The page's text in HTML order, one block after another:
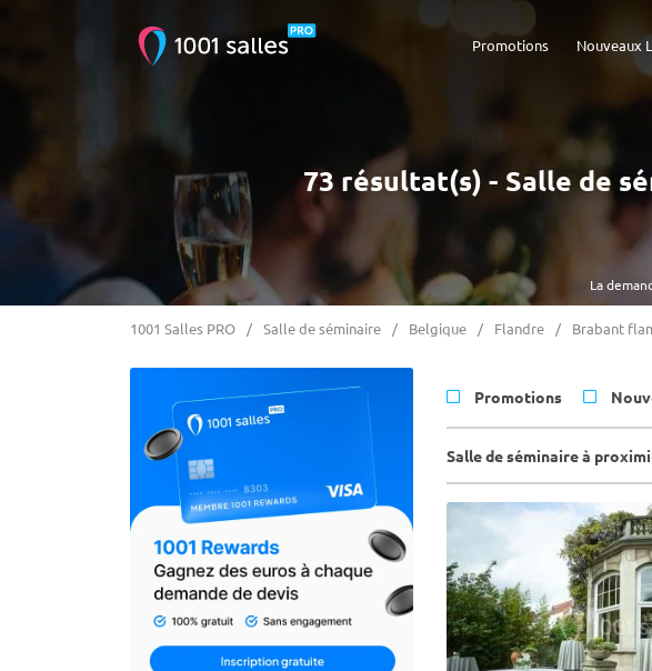
Nouveaux
Promotions
La
73 résultat(s) - Salle de
1001 Salles PRO Salle de séminaire Belgique Flandre Brabant
Promotions
Salle de séminaire à